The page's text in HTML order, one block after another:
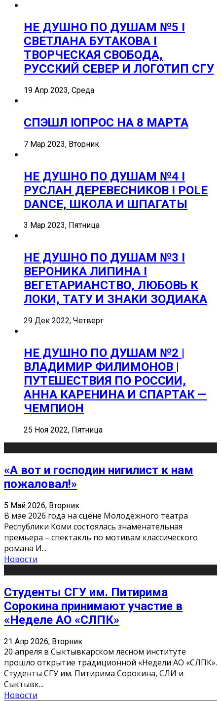
НЕ ДУШНО ПО ДУШАМ №5 I
СВЕТЛАНА БУТАКОВА I
ТВОРЧЕСКАЯ СВОБОДА,
РУССКИЙ СЕВЕР И ЛОГОТИП СГУ
19 Апр 2023, Среда
СПЭШЛ ӏ ОПРОС НА 8 МАРТА
7 Мар 2023, Вторник
НЕ ДУШНО ПО ДУШАМ №4 I
РУСЛАН ДЕРЕВЕСНИКОВ I POLE
DANCE, ШКОЛА И ШПАГАТЫ
3 Мар 2023, Пятница
НЕ ДУШНО ПО ДУШАМ №3 I
ВЕРОНИКА ЛИПИНА I
ВЕГЕТАРИАНСТВО, ЛЮБОВЬ К
ЛОКИ, ТАТУ И ЗНАКИ ЗОДИАКА
29 Дек 2022, Четверг
НЕ ДУШНО ПО ДУШАМ №2 |
ВЛАДИМИР ФИЛИМОНОВ |
ПУТЕШЕСТВИЯ ПО РОССИИ,
АННА КАРЕНИНА И СПАРТАК —
ЧЕМПИОН
25 Ноя 2022, Пятница
«А вот и господин нигилист к нам
пожаловал!»
5 Май 2026, Вторник
В мае 2026 года на сцене Молодёжного театра
Республики Коми состоялась знаменательная
премьера – спектакль по мотивам классического
романа И...
Новости
Студенты СГУ им. Питирима
Сорокина принимают участие в
«Неделе АО «СЛПК»
21 Апр 2026, Вторник
20 апреля в Сыктывкарском лесном институте
прошло открытие традиционной «Недели АО «СЛПК».
Студенты СГУ им. Питирима Сорокина, СЛИ и
Сыктывк...
Новости